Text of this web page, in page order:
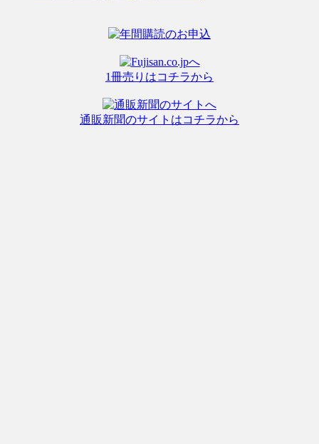
1冊売りはコチラから
通販新聞のサイトはコチラから